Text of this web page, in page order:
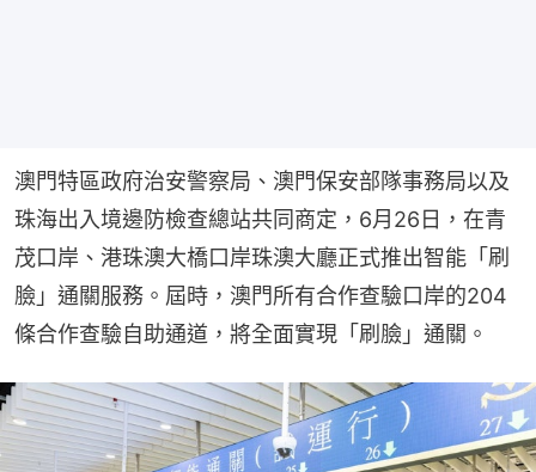
澳門特區政府治安警察局、澳門保安部隊事務局以及
珠海出入境邊防檢查總站共同商定，6月26日，在青
茂口岸、港珠澳大橋口岸珠澳大廳正式推出智能「刷
臉」通關服務。屆時，澳門所有合作查驗口岸的204
條合作查驗自助通道，將全面實現「刷臉」通關。